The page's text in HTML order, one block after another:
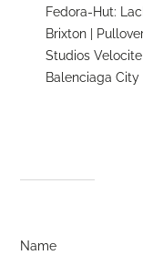
Fedora-Hut:
Brixton |
Studios
Balenciaga City
Name